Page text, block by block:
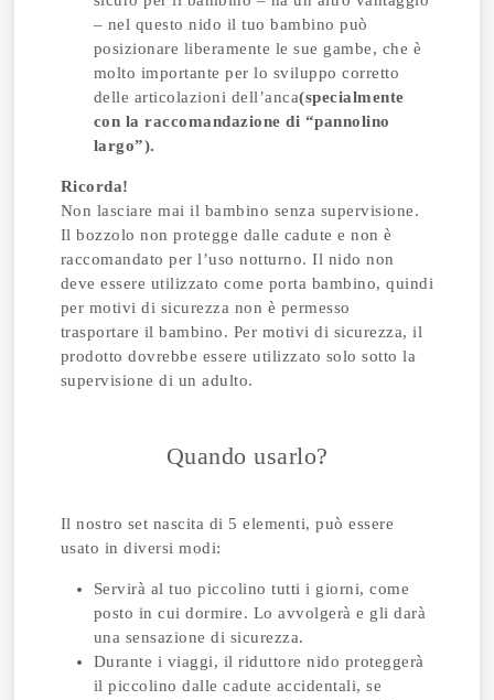
– nel questo nido il tuo bambino può
posizionare liberamente le sue gambe, che è
molto importante per lo sviluppo corretto
delle articolazioni dell’anca(specialmente
con la raccomandazione di “pannolino
largo”).
Ricorda!
Non lasciare mai il bambino senza supervisione.
Il bozzolo non protegge dalle cadute e non è
raccomandato per l’uso notturno. Il nido non
deve essere utilizzato come porta bambino, quindi
per motivi di sicurezza non è permesso
trasportare il bambino. Per motivi di sicurezza, il
prodotto dovrebbe essere utilizzato solo sotto la
supervisione di un adulto.
Quando usarlo?
Il nostro set nascita di 5 elementi, può essere
usato in diversi modi:
Servirà al tuo piccolino tutti i giorni, come
posto in cui dormire. Lo avvolgerà e gli darà
una sensazione di sicurezza.
Durante i viaggi, il riduttore nido proteggerà
il piccolino dalle cadute accidentali, se